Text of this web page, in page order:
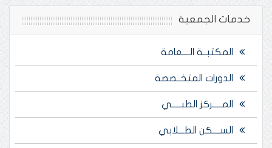
خدمات الجمعية
المكتبــة الــــعامة
الدورات المتخــصصة
المـــــركز الطبـــــي
الســــكن الطـــلابي